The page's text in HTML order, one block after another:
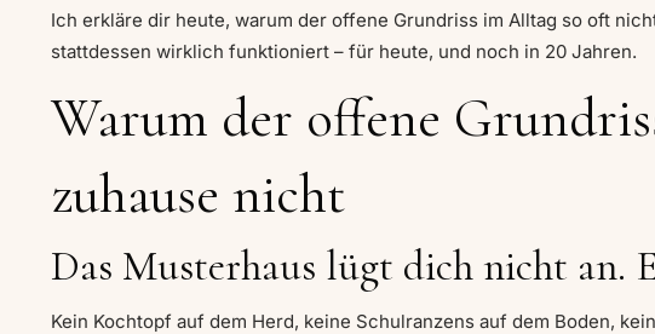
Ich erkläre dir heute, warum der offene Grundriss im Alltag so oft
stattdessen wirklich funktioniert – für heute, und noch in 20 Jahren.
Warum der offene
zuhause nicht
Das Musterhaus lügt dich nicht an.
Kein Kochtopf auf dem Herd, keine Schulranzens auf dem Boden,